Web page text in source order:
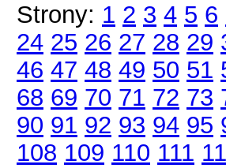
Strony: 1 2 3 4 5 6
24 25 26 27 28 29
46 47 48 49 50 51
68 69 70 71 72 73
90 91 92 93 94 95
108 109 110 111